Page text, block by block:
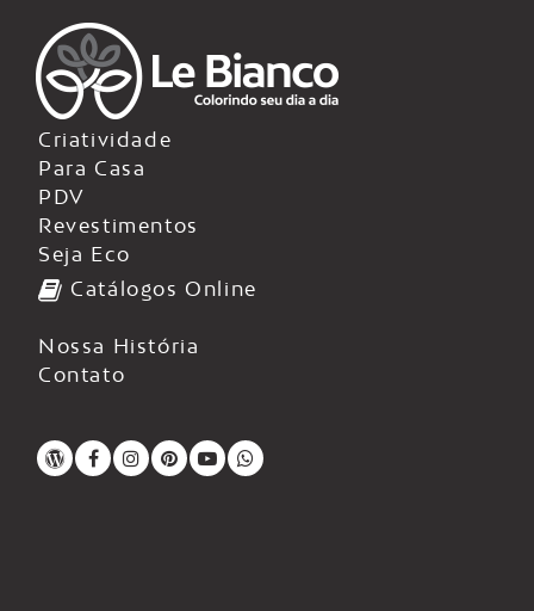
Criatividade
Para Casa
PDV
Revestimentos
Seja Eco
Catálogos Online
Nossa História
Contato